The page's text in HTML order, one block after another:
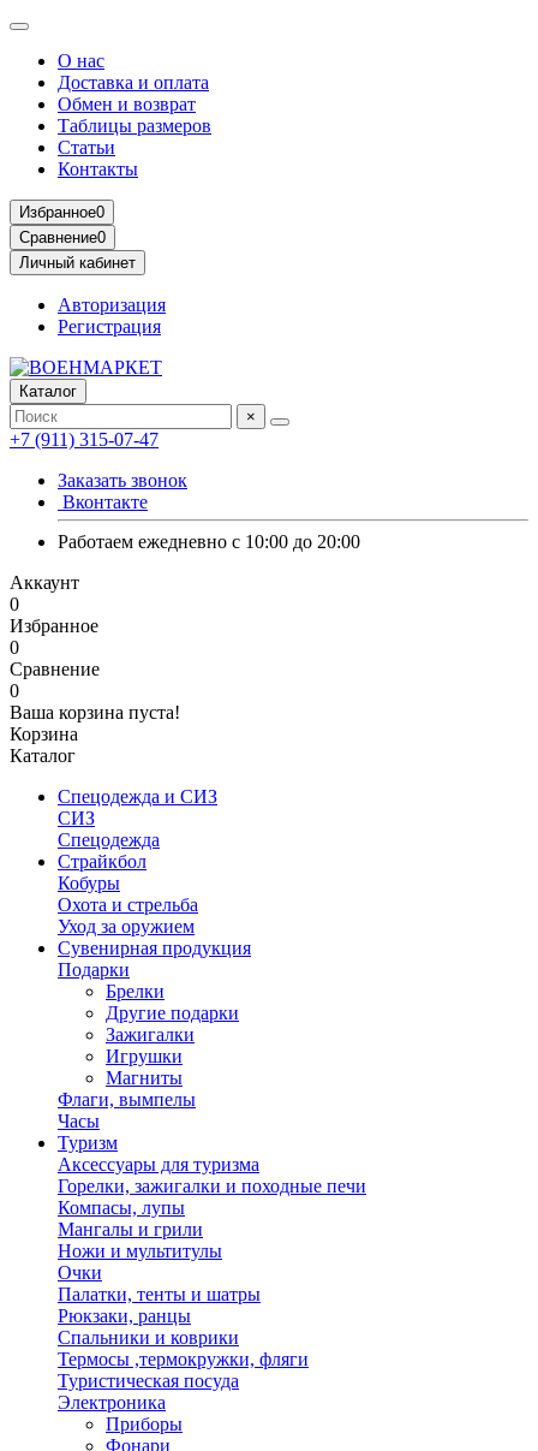
О нас
Доставка и оплата
Обмен и возврат
Таблицы размеров
Статьи
Контакты
Избранное0
Сравнение0
Личный кабинет
Авторизация
Регистрация
Каталог
×
+7 (911) 315-07-47
Заказать звонок
Вконтакте
Работаем ежедневно с 10:00 до 20:00
Аккаунт
0
Избранное
0
Сравнение
0
Ваша корзина пуста!
Корзина
Каталог
Спецодежда и СИЗ
СИЗ
Спецодежда
Страйкбол
Кобуры
Охота и стрельба
Уход за оружием
Сувенирная продукция
Подарки
Брелки
Другие подарки
Зажигалки
Игрушки
Магниты
Флаги, вымпелы
Часы
Туризм
Аксессуары для туризма
Горелки, зажигалки и походные печи
Компасы, лупы
Мангалы и грили
Ножи и мультитулы
Очки
Палатки, тенты и шатры
Рюкзаки, ранцы
Спальники и коврики
Термосы ,термокружки, фляги
Туристическая посуда
Электроника
Приборы
Фонари